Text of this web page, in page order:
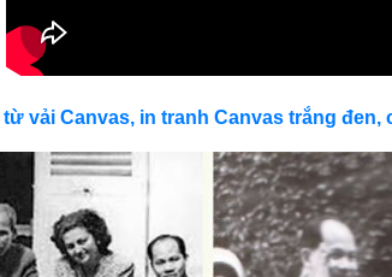
từ vải Canvas, in tranh Canvas trắng